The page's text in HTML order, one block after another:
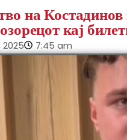
на
кај
2025 7:45 am